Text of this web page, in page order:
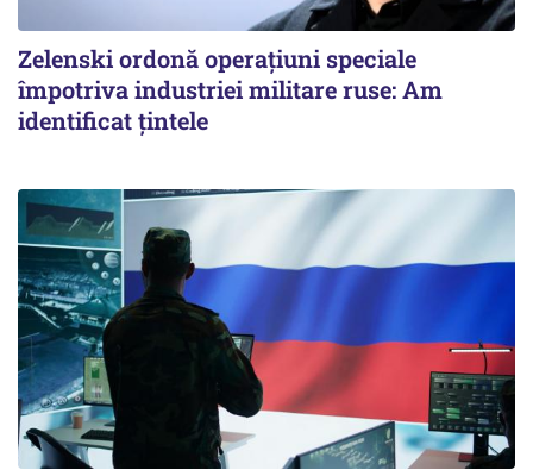
Zelenski ordonă operațiuni speciale
împotriva industriei militare ruse: Am
identificat țintele